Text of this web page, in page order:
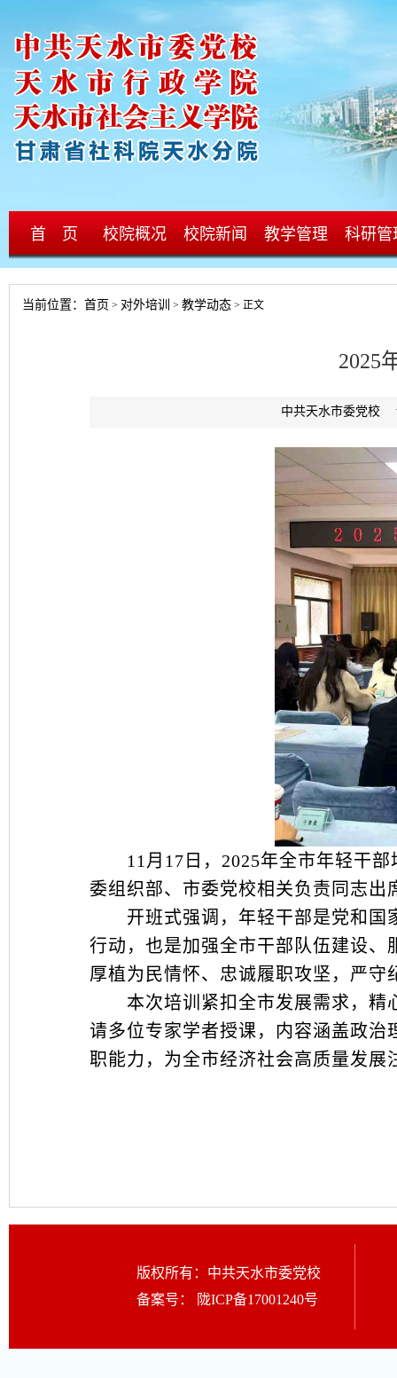
首 页 校院概况 校院新闻 教学管理 科研管
当前位置： 首页 > 对外培训 > 教学动态 > 正文
2025
中共天水市委党校
11月17日，2025年全市年轻干部
委组织部、市委党校相关负责同志出
开班式强调，年轻干部是党和国
行动，也是加强全市干部队伍建设、
厚植为民情怀、忠诚履职攻坚，严
本次培训紧扣全市发展需求，精
请多位专家学者授课，内容涵盖政
职能力，为全市经济社会高质量发展
版权所有：中共天水市委党校
备案号：
陇ICP备17001240号